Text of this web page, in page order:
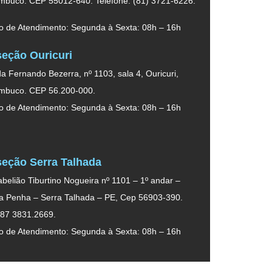
de Atendimento: Segunda à Sexta: 08h – 16h
Ouricuri
Fernando Bezerra, nº 1103, sala 4, Ouricuri,
CEP 56.200-000.
de Atendimento: Segunda à Sexta: 08h – 16h
Serra Talhada
Tiburtino Nogueira nº 1101 – 1º andar –
Penha – Serra Talhada – PE, Cep 56903-390.
3831.2669.
de Atendimento: Segunda à Sexta: 08h – 16h